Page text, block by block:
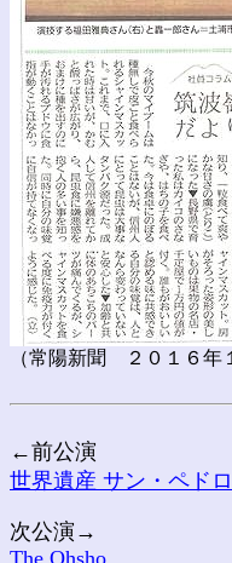
（常陽新聞 ２０１６年
←前公演
世界遺産 サン・ペド
次公演→
The Ohsho